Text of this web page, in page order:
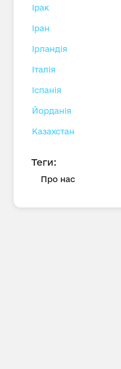
Ірак
Іран
Ірландія
Італія
Іспанія
Йорданія
Казахстан
Теги:
Про нас